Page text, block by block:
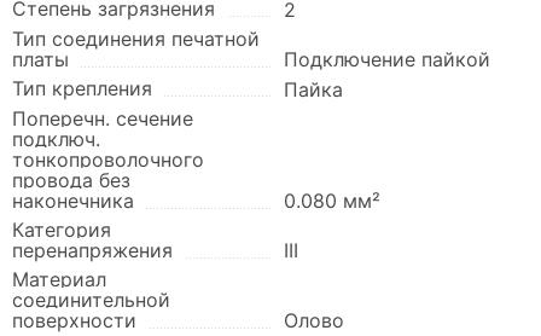
Степень загрязнения
2
Тип соединения печатной
платы
Подключение пайкой
Тип крепления
Пайка
Поперечн. сечение
подключ.
тонкопроволочного
провода без
наконечника
0.080 мм²
Категория
перенапряжения
III
Материал
соединительной
поверхности
Олово